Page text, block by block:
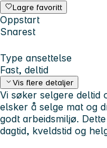
Lagre favoritt
Oppstart
Snarest
Type ansettelse
Fast, deltid
Vis flere detaljer
Vi søker selgere deltid
elsker å selge mat og
godt arbeidsmiljø.
dagtid, kveldstid og